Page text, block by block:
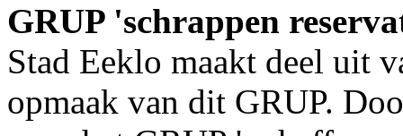
GRUP 'schrappen
Stad Eeklo maakt deel uit
opmaak van dit GRUP.